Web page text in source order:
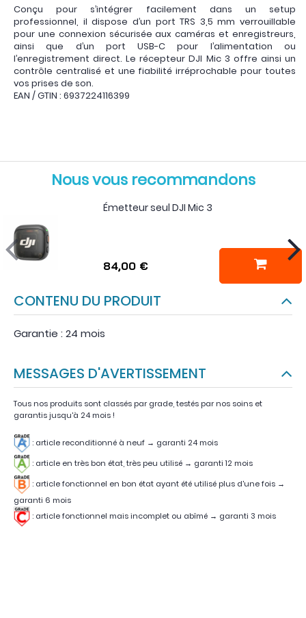
Conçu pour s’intégrer facilement dans un setup
professionnel, il dispose d’un port TRS 3,5 mm verrouillable
pour une connexion sécurisée aux caméras et enregistreurs,
ainsi que d’un port USB-C pour l’alimentation ou
l’enregistrement direct. Le récepteur DJI Mic 3 offre ainsi un
contrôle centralisé et une fiabilité irréprochable pour toutes
vos prises de son.
EAN / GTIN : 6937224116399
Nous vous recommandons
Émetteur seul DJI Mic 3
84,00 €
CONTENU DU PRODUIT
Garantie : 24 mois
MESSAGES D'AVERTISSEMENT
Tous nos produits sont classés par grade, testés par nos soins et
garantis jusqu'à 24 mois !
: article reconditionné à neuf → garanti 24 mois
: article en très bon état, très peu utilisé → garanti 12 mois
: article fonctionnel en bon état ayant été utilisé plus d'une fois →
garanti 6 mois
: article fonctionnel mais incomplet ou abîmé → garanti 3 mois